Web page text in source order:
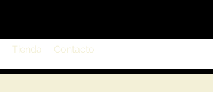
Tienda Contacto